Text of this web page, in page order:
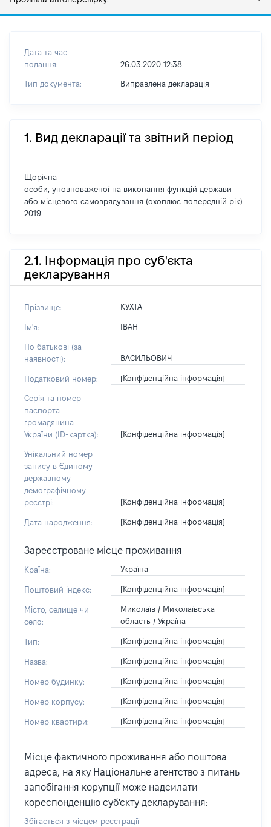
Дата та час
подання:
26.03.2020 12:38
Тип документа: Виправлена декларація
1. Вид декларації та звітний період
Щорічна
особи, уповноваженої на виконання функцій держави
або місцевого самоврядування (охоплює попередній рік)
2019
2.1. Інформація про суб'єкта
декларування
Прізвище: КУХТА
Ім'я: ІВАН
По батькові (за
наявності):
ВАСИЛЬОВИЧ
Податковий номер: [Конфіденційна інформація]
Серія та номер
паспорта
громадянина
України (ID-картка):
[Конфіденційна інформація]
Унікальний номер
запису в Єдиному
державному
демографічному
реєстрі:
[Конфіденційна інформація]
Дата народження: [Конфіденційна інформація]
Зареєстроване місце проживання
Країна: Україна
Поштовий індекс: [Конфіденційна інформація]
Місто, селище чи
село:
Миколаїв / Миколаївська
область / Україна
Тип: [Конфіденційна інформація]
Назва: [Конфіденційна інформація]
Номер будинку: [Конфіденційна інформація]
Номер корпусу: [Конфіденційна інформація]
Номер квартири: [Конфіденційна інформація]
Місце фактичного проживання або поштова
адреса, на яку Національне агентство з питань
запобігання корупції може надсилати
кореспонденцію суб'єкту декларування:
Збігається з місцем реєстрації